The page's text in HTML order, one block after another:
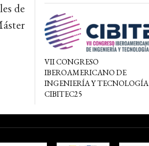
de
VII CONGRESO
IBEROAMERICANO DE
INGENIERÍA Y TECNOLOGÍA
CIBITEC25